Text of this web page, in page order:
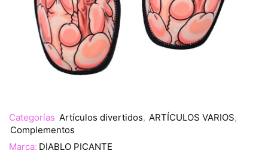
Categorías Artículos divertidos, ARTÍCULOS VARIOS,
Complementos
Marca: DIABLO PICANTE